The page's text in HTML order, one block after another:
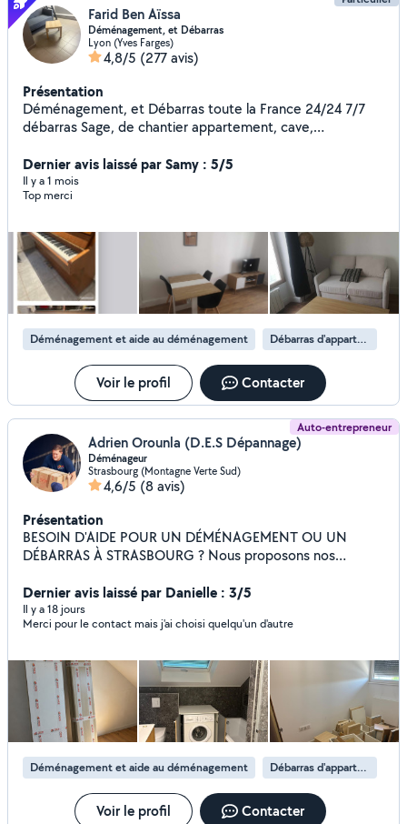
Farid Ben Aïssa
Déménagement, et Débarras
Lyon (Yves Farges)
4,8/5 (277 avis)
Présentation
Déménagement, et Débarras toute la France 24/24 7/7
débarras Sage, de chantier appartement, cave,
Dernier avis laissé par Samy : 5/5
Il y a 1 mois
Top merci
Déménagement et aide au déménagement Débarras d'appartement
Voir le profil Contacter
Auto-entrepreneur
Adrien Orounla (D.E.S Dépannage)
Déménageur
Strasbourg (Montagne Verte Sud)
4,6/5 (8 avis)
Présentation
BESOIN D'AIDE POUR UN DÉMÉNAGEMENT OU UN
DÉBARRAS À STRASBOURG ? Nous proposons nos
et maisons Enlèvement de meubles et encombrants Petit
déménagement Intervention rapide 7j/7 Travail sérieux,
tarifs transparents et devis gratuit. Strasbourg et alentours
transporter ou débarrasser pour obtenir un devis rapide.
Dernier avis laissé par Danielle : 3/5
Il y a 18 jours
Merci pour le contact mais j'ai choisi quelqu'un d'autre
Déménagement et aide au déménagement Débarras d'appartement
Voir le profil Contacter